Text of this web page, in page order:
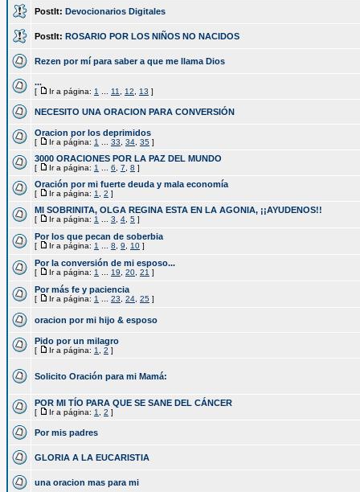
PostIt: Devocionarios Digitales
PostIt: ROSARIO POR LOS NIÑOS NO NACIDOS
Rezen por mí para saber a que me llama Dios
...
[ Ir a página: 1 11 12 13 ]
NECESITO UNA ORACION PARA CONVERSIÓN
Oracion por los deprimidos
[ Ir a página: 1 33 34 35 ]
3000 ORACIONES POR LA PAZ DEL MUNDO
[ Ir a página: 1 6 7 8 ]
Oración por mi fuerte deuda y mala economía
[ Ir a página: 1 2 ]
MI SOBRINITA, OLGA REGINA ESTA EN LA AGONIA, ¡¡AYUDENOS!!
[ Ir a página: 1 3 4 5 ]
Por los que pecan de soberbia
[ Ir a página: 1 8 9 10 ]
Por la conversión de mi esposo...
[ Ir a página: 1 19 20 21 ]
Por más fe y paciencia
[ Ir a página: 1 23 24 25 ]
oracion por mi hijo & esposo
Pido por un milagro
[ Ir a página: 1 2 ]
Solicito Oración para mi Mamá:
POR MI TÍO PARA QUE SE SANE DEL CÁNCER
[ Ir a página: 1 2 ]
Por mis padres
GLORIA A LA EUCARISTIA
una oracion mas para mi